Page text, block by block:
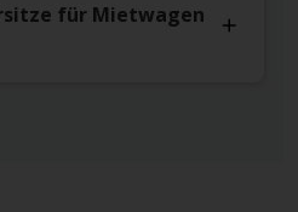
für Mietwagen